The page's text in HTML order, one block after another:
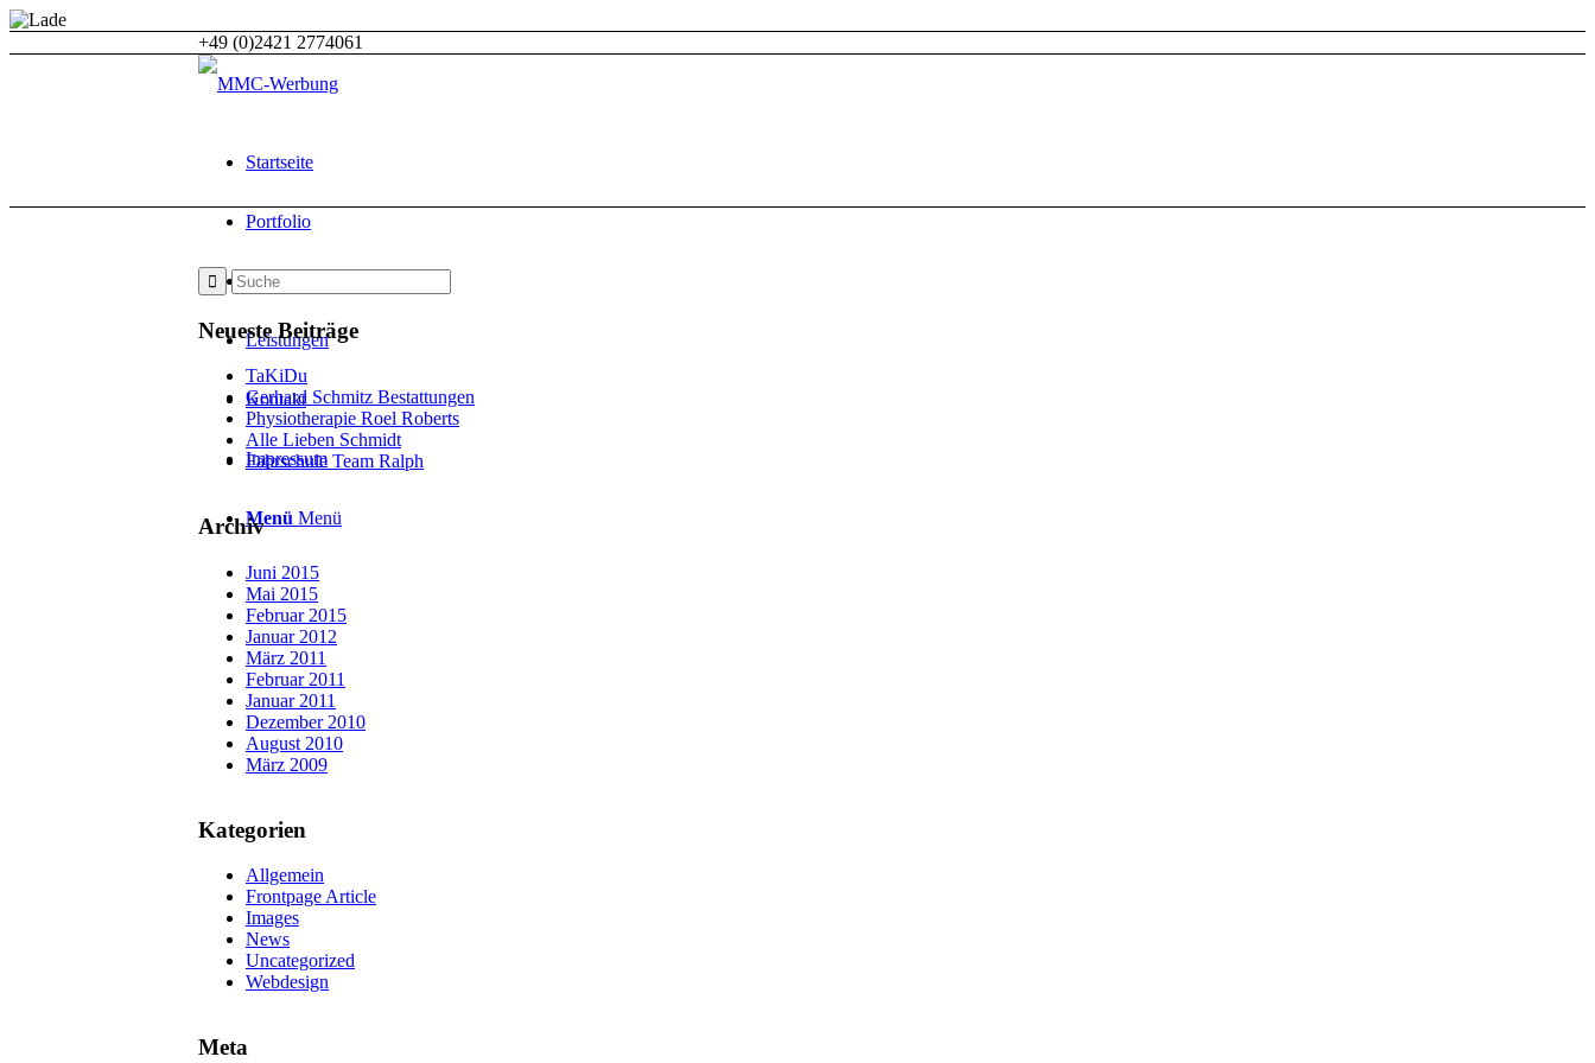
+49 (0)2421 2774061
Startseite
Portfolio
Über Uns
Leistungen
Kontakt
Impressum
Menü Menü
Neueste Beiträge
TaKiDu
Gerhard Schmitz Bestattungen
Physiotherapie Roel Roberts
Alle Lieben Schmidt
Fahrschule Team Ralph
Archiv
Juni 2015
Mai 2015
Februar 2015
Januar 2012
März 2011
Februar 2011
Januar 2011
Dezember 2010
August 2010
März 2009
Kategorien
Allgemein
Frontpage Article
Images
News
Uncategorized
Webdesign
Meta